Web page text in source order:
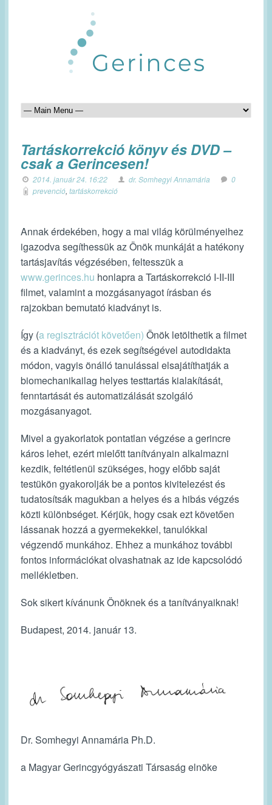
Tartáskorrekció könyv és DVD –
csak a Gerincesen!
2014. január 24. 16:22 dr. Somhegyi Annamária
0
prevenció, tartáskorrekció
Annak érdekében, hogy a mai világ körülményeihez
igazodva segíthessük az Önök munkáját a hatékony
tartásjavítás végzésében, feltesszük a
www.gerinces.hu honlapra a Tartáskorrekció I-II-III
filmet, valamint a mozgásanyagot írásban és
rajzokban bemutató kiadványt is.
Így (a regisztrációt követően) Önök letölthetik a filmet
és a kiadványt, és ezek segítségével autodidakta
módon, vagyis önálló tanulással elsajátíthatják a
biomechanikailag helyes testtartás kialakítását,
fenntartását és automatizálását szolgáló
mozgásanyagot.
Mivel a gyakorlatok pontatlan végzése a gerincre
káros lehet, ezért mielőtt tanítványain alkalmazni
kezdik, feltétlenül szükséges, hogy előbb saját
testükön gyakorolják be a pontos kivitelezést és
tudatosítsák magukban a helyes és a hibás végzés
közti különbséget. Kérjük, hogy csak ezt követően
lássanak hozzá a gyermekekkel, tanulókkal
végzendő munkához. Ehhez a munkához további
fontos információkat olvashatnak az ide kapcsolódó
mellékletben.
Sok sikert kívánunk Önöknek és a tanítványaiknak!
Budapest, 2014. január 13.
Dr. Somhegyi Annamária Ph.D.
a Magyar Gerincgyógyászati Társaság elnöke